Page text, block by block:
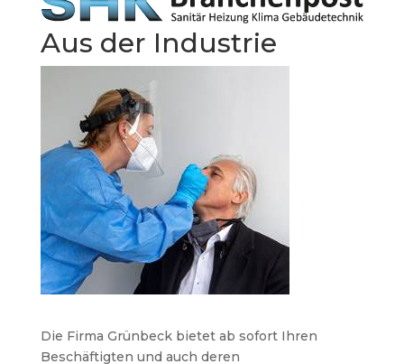
Aus der Industrie
Die Firma Grünbeck bietet ab sofort Ihren
Beschäftigten und auch deren